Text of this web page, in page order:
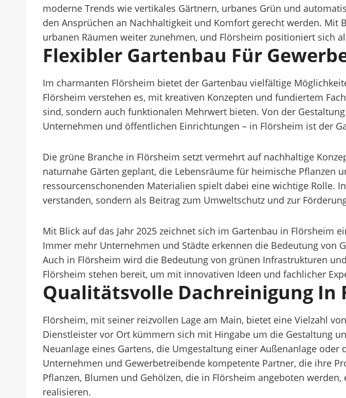
moderne Trends wie vertikales Gärtnern, urbanes Grün und
den Ansprüchen an Nachhaltigkeit und Komfort gerecht werden. Mit
urbanen Räumen weiter zunehmen, und Flörsheim positioniert sich
Flexibler Gartenbau Für
Im charmanten Flörsheim bietet der Gartenbau vielfältige
Flörsheim verstehen es, mit kreativen Konzepten und fundiertem
sind, sondern auch funktionalen Mehrwert bieten. Von der
Unternehmen und öffentlichen Einrichtungen – in Flörsheim ist der
Die grüne Branche in Flörsheim setzt vermehrt auf nachhaltige
naturnahe Gärten geplant, die Lebensräume für heimische Pflanzen
ressourcenschonenden Materialien spielt dabei eine wichtige Rolle.
verstanden, sondern als Beitrag zum Umweltschutz und zur
Mit Blick auf das Jahr 2025 zeichnet sich im Gartenbau in Flörsheim
Immer mehr Unternehmen und Städte erkennen die Bedeutung von
Auch in Flörsheim wird die Bedeutung von grünen Infrastrukturen
Flörsheim stehen bereit, um mit innovativen Ideen und fachlicher
Qualitätsvolle Dachreinigung In
Flörsheim, mit seiner reizvollen Lage am Main, bietet eine Vielzahl
Dienstleister vor Ort kümmern sich mit Hingabe um die Gestaltung
Neuanlage eines Gartens, die Umgestaltung einer Außenanlage
Unternehmen und Gewerbetreibende kompetente Partner, die ihre
Pflanzen, Blumen und Gehölzen, die in Flörsheim angeboten
realisieren.